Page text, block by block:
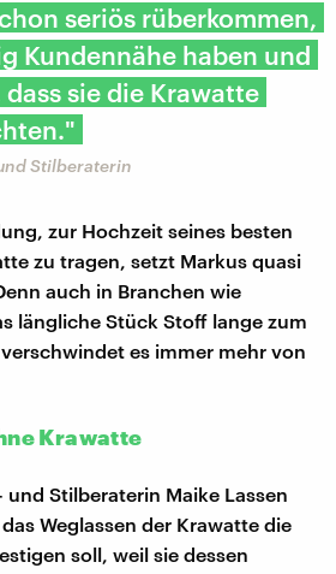
seriös rüberkommen,
Kundennähe haben und
sie die Krawatte
Stilberaterin
zur Hochzeit seines besten
zu tragen, setzt Markus quasi
auch in Branchen wie
längliche Stück Stoff lange zum
es immer mehr von
Krawatte
und Stilberaterin Maike Lassen
Weglassen der Krawatte die
soll, weil sie dessen